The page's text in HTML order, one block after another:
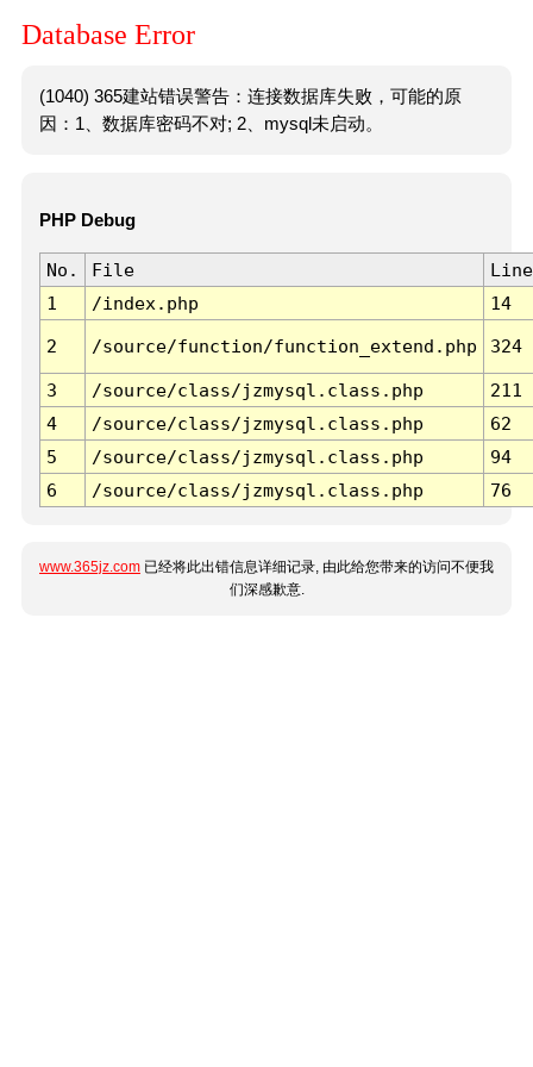
Database Error
(1040) 365建站错误警告：连接数据库失败，可能的原
因：1、数据库密码不对; 2、mysql未启动。
PHP Debug
No. File
Line
1
/index.php 14
2 /source/function/function_extend.php 324
3 /source/class/jzmysql.class.php
211
4
/source/class/jzmysql.class.php
62
5
/source/class/jzmysql.class.php
94
6
/source/class/jzmysql.class.php 76
www.365jz.com 已经将此出错信息详细记录, 由此给您带来的访问不便我
们深感歉意.